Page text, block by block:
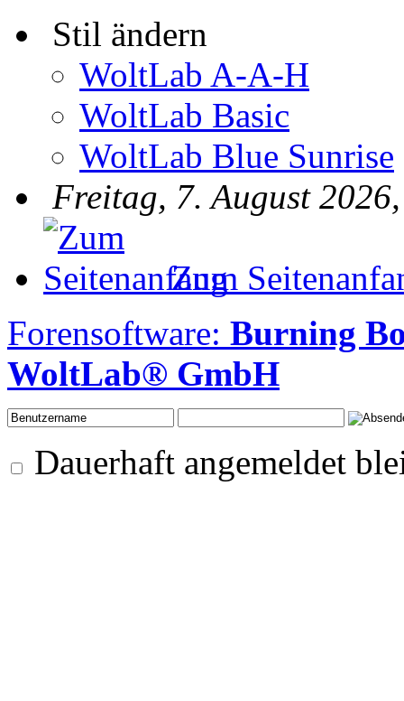
Stil ändern
WoltLab A-A-H
WoltLab Basic
WoltLab Blue Sunrise
Freitag, 7. August
Zum
Forensoftware: Burning
WoltLab® GmbH
Dauerhaft angemeldet